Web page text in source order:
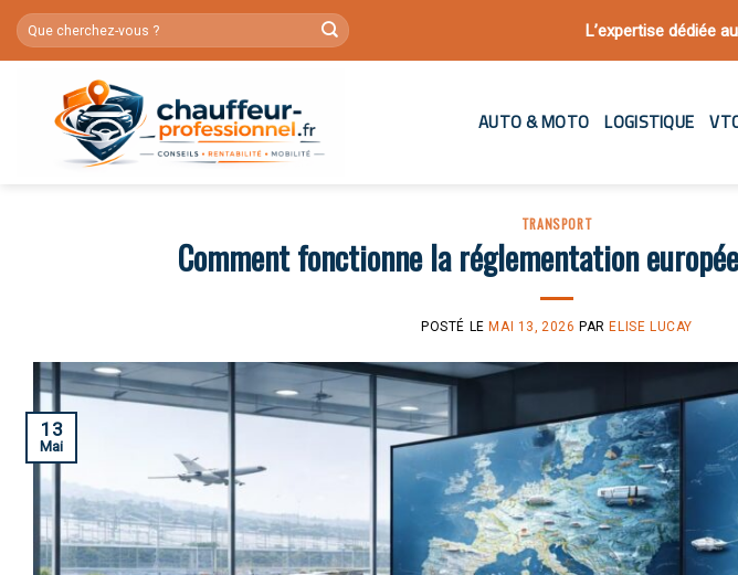
Skip
L’expertise dédiée
AUTO & MOTO LOGISTIQUE
TRANSPORT
Comment fonctionne la réglementation
POSTÉ LEMAI 13, 2026 PARELISE LUCAY
13
Mai